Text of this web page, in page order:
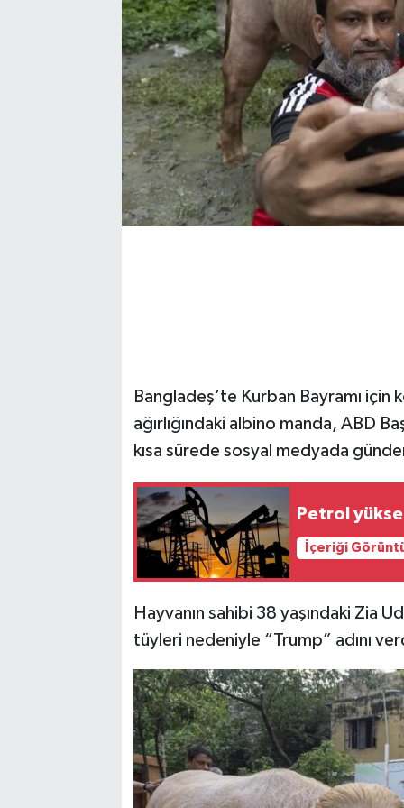
Bangladeş’te Kurban Bayramı için
ağırlığındaki albino manda, ABD
kısa sürede sosyal medyada
Petrol
İçeriği
Hayvanın sahibi 38 yaşındaki Zia
tüyleri nedeniyle “Trump” adını